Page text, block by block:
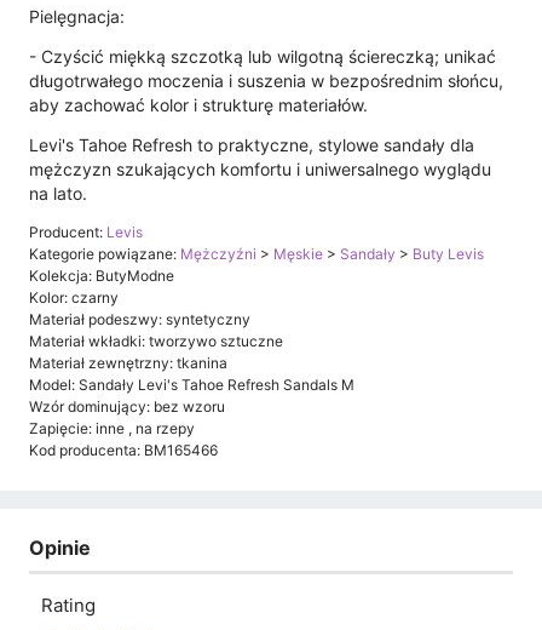
Pielęgnacja:
- Czyścić miękką szczotką lub wilgotną ściereczką; unikać
długotrwałego moczenia i suszenia w bezpośrednim słońcu,
aby zachować kolor i strukturę materiałów.
Levi's Tahoe Refresh to praktyczne, stylowe sandały dla
mężczyzn szukających komfortu i uniwersalnego wyglądu
na lato.
Producent: Levis
Kategorie powiązane: Mężczyźni > Męskie > Sandały > Buty Levis
Kolekcja: ButyModne
Kolor: czarny
Materiał podeszwy: syntetyczny
Materiał wkładki: tworzywo sztuczne
Materiał zewnętrzny: tkanina
Model: Sandały Levi's Tahoe Refresh Sandals M
Wzór dominujący: bez wzoru
Zapięcie: inne , na rzepy
Kod producenta: BM165466
Opinie
Rating